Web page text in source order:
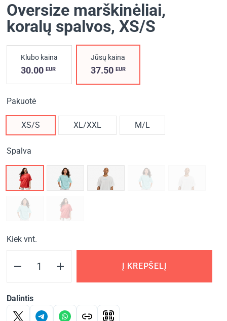
Oversize marškinėliai,
koralų spalvos, XS/S
Klubo kaina
30.00 EUR
Jūsų kaina
37.50EUR
Pakuotė
XS/S XL/XXL M/L
Spalva
Kiek vnt.
Į KREPŠELĮ
Dalintis